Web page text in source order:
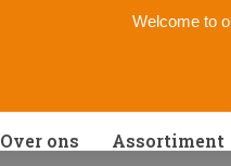
Welcome to
Over ons Assortiment